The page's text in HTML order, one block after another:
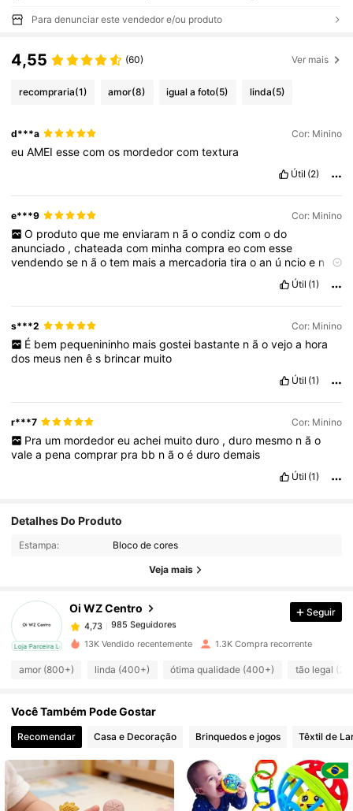
Para denunciar este vendedor e/ou produto
4,55 (60) Ver mais
recompraria(1) amor(8) igual a foto(5) linda(5)
d***a Cor: Minino
euAMEIessecomos mordedorcomtextura
Útil (2)
e***9 Cor: Minino
O produto que me enviaram n ã o condiz com o do
anunciado ,chateadacom minhacompraeocomesse
vendendose nãotem maisa mercadoriatiraoan ú ncioe n
ã
Útil (1)
s***2 Cor: Minino
É bem pequenininho mais gostei bastante n ã o vejo a hora
dos meus nenês brincar muito
Útil (1)
r***7 Cor: Minino
Pra um mordedor eu achei muito duro , duro mesmo n ã o
valea penacomprar pra bb nãoédurodemais
Útil (1)
Detalhes Do Produto
Estampa: Bloco de cores
Veja mais
Loja Parceira Local
Oi WZ Centro
4,73 985 Seguidores
985 Seguidores
4,73
985 Seguidores
o***lpago 1 dia atrás
4,73 985 Seguidores
4,73 985 Seguidores
4,73 985 Seguidores
Seguir
13K Vendido recentemente 1.3K Compra recorrente
amor (800+) linda (400+) ótima qualidade (400+) tão legal
Você Também Pode Gostar
Recomendar Casa e Decoração Brinquedos e jogos Têxtil de